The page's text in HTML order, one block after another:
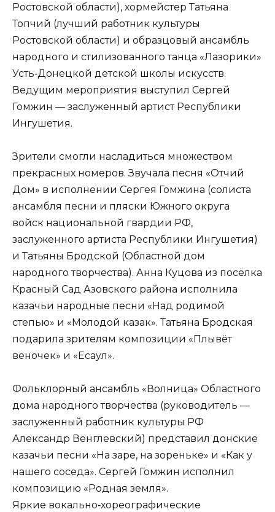
Ростовской области), хормейстер Татьяна
Топчий (лучший работник культуры
Ростовской области) и образцовый ансамбль
народного и стилизованного танца «Лазорики»
Усть‑Донецкой детской школы искусств.
Ведущим мероприятия выступил Сергей
Гомжин — заслуженный артист Республики
Ингушетия.
Зрители смогли насладиться множеством
прекрасных номеров. Звучала песня «Отчий
Дом» в исполнении Сергея Гомжина (солиста
ансамбля песни и пляски Южного округа
войск национальной гвардии РФ,
заслуженного артиста Республики Ингушетия)
и Татьяны Бродской (Областной дом
народного творчества). Анна Куцова из посёлка
Красный Сад Азовского района исполнила
казачьи народные песни «Над родимой
степью» и «Молодой казак». Татьяна Бродская
подарила зрителям композиции «Плывёт
веночек» и «Есаул».
Фольклорный ансамбль «Волница» Областного
дома народного творчества (руководитель —
заслуженный работник культуры РФ
Александр Венглевский) представил донские
казачьи песни «На заре, на зореньке» и «Как у
нашего соседа». Сергей Гомжин исполнил
композицию «Родная земля».
Яркие вокально‑хореографические